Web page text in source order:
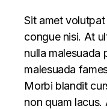
Sit amet
congue nisi. At
nulla malesuada
malesuada
Morbi blandit
non quam lacus.